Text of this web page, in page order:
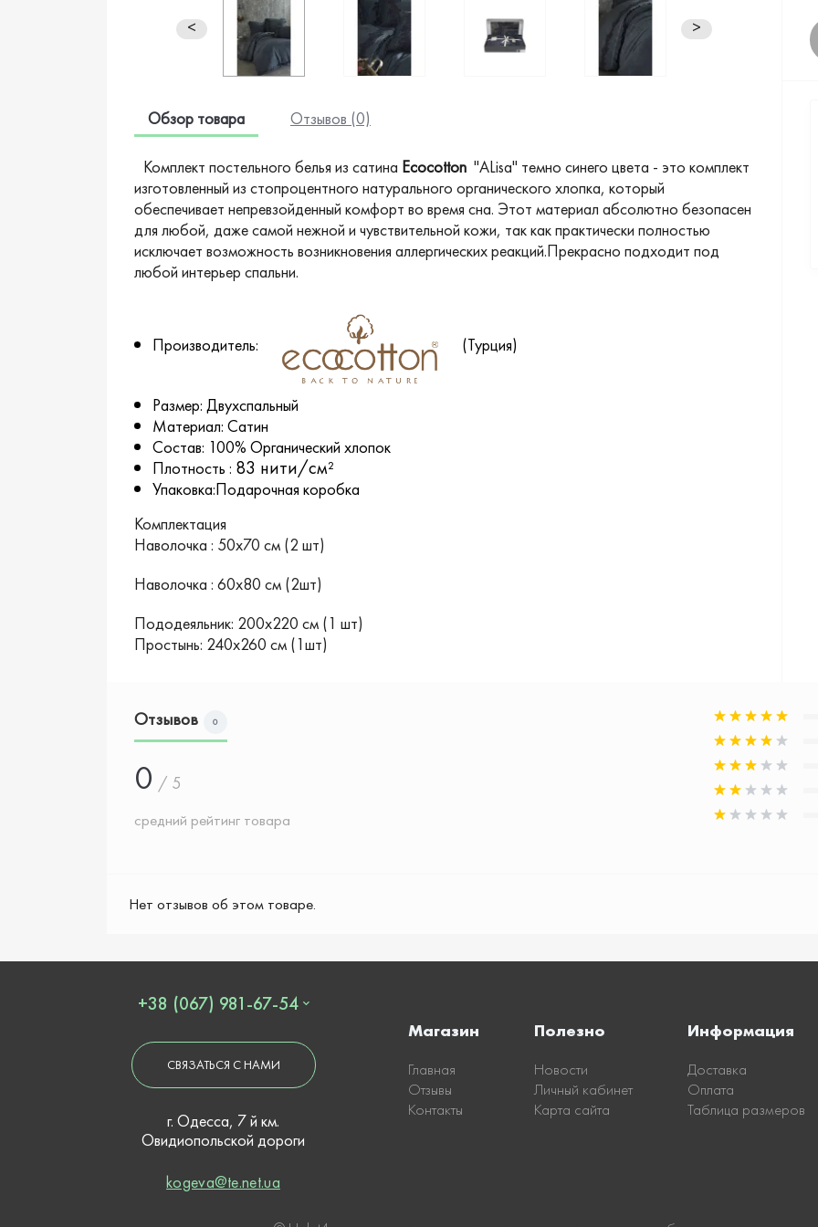
< >
Обзор товара Отзывов (0)
Комплект постельного белья из сатина Ecocotton "ALisa" темно синего цвета - это комплект
изготовленный из стопроцентного натурального органического хлопка, который
обеспечивает непревзойденный комфорт во время сна. Этот материал абсолютно безопасен
для любой, даже самой нежной и чувствительной кожи, так как практически полностью
исключает возможность возникновения аллергических реакций.Прекрасно подходит под
любой интерьер спальни.
Производитель: (Турция)
Размер: Двухспальный
Материал: Сатин
Состав: 100% Органический хлопок
Плотность : 83 нити/см²
Упаковка:Подарочная коробка
Комплектация
Наволочка : 50х70 см (2 шт)
Наволочка : 60х80 см (2шт)
Пододеяльник: 200х220 см (1 шт)
Простынь: 240х260 см (1шт)
Отзывов 0
0 / 5
средний рейтинг товара
Нет отзывов об этом товаре.
+38 (067) 981-67-54
СВЯЗАТЬСЯ С НАМИ
г. Одесса, 7 й км.
Овидиопольской дороги
kogeva@te.net.ua
Магазин
Главная
Отзывы
Контакты
Полезно
Новости
Личный кабинет
Карта сайта
Информация
Доставка
Оплата
Таблица размеров